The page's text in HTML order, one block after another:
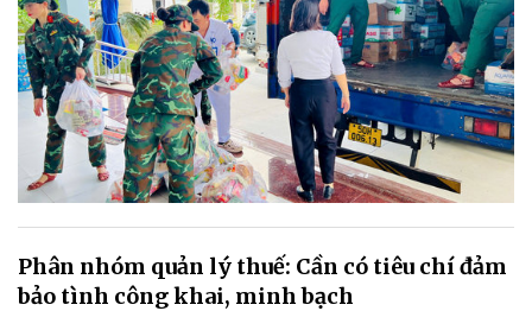
Phân nhóm quản lý thuế: Cần có tiêu chí đảm
bảo tình công khai, minh bạch